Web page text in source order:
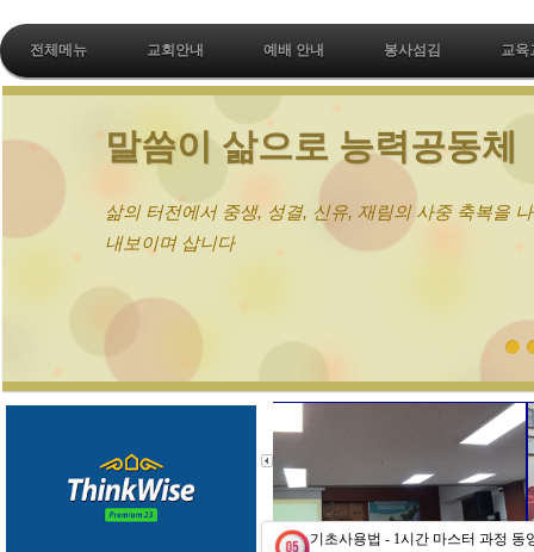
전체메뉴 교회안내 예배 안내 봉사섬김 교육
말씀이 삶으로 능력공동체
삶의 터전에서 중생, 성결, 신유, 재림의 사중 축복을
내보이며 삽니다
기초사용법 - 1시간 마스터 과정 동